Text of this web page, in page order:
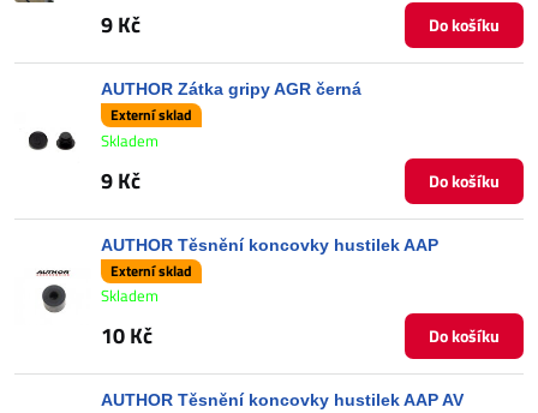
9 Kč Do košíku
AUTHOR Zátka gripy AGR černá
Externí sklad
Skladem
9 Kč Do košíku
AUTHOR Těsnění koncovky hustilek AAP
Externí sklad
Skladem
10 Kč Do košíku
AUTHOR Těsnění koncovky hustilek AAP AV